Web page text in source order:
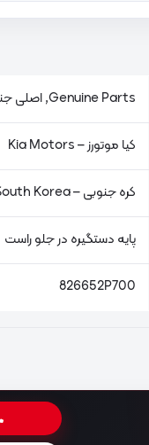
Genuine Parts, اصلی جنیون پارت
کیا موتورز – Kia Motors
کره جنوبی – South Korea
پایه دستگیره در جلو راست
826652P700